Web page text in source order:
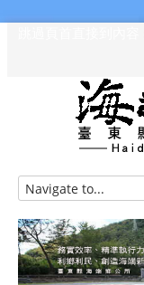
HOME
訊息專區
認識海端